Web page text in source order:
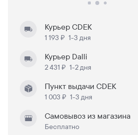
Курьер CDEK
1 193 ₽ 1-3 дня
Курьер Dalli
2 431 ₽ 1-2 дня
Пункт выдачи CDEK
1 003 ₽ 1-3 дня
Самовывоз из магазина
Бесплатно